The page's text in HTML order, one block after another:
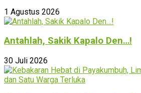
1 Agustus 2026
Antahlah, Sakik Kapalo Den…!
30 Juli 2026